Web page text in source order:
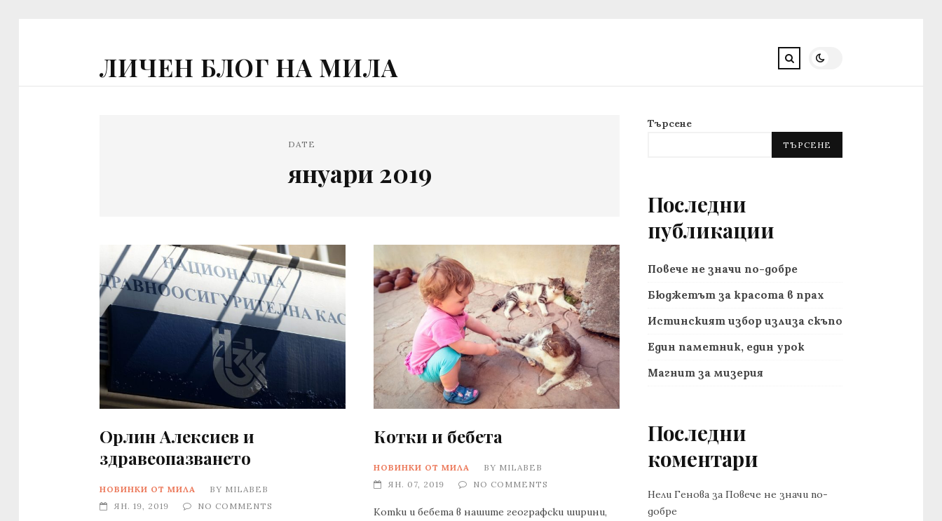
ЛИЧЕН БЛОГ НА МИЛА
DATE
януари 2019
Орлин Алексиев и
здравеопазването
НОВИНКИ ОТ МИЛА BY MILABEB
ЯН. 19, 2019
NO COMMENTS
Котки и бебета
НОВИНКИ ОТ МИЛА BY MILABEB
ЯН. 07, 2019
NO COMMENTS
Котки и бебета в нашите географски ширини,
Търсене
ТЪРСЕНЕ
Последни
публикации
Повече не значи по-добре
Бюджетът за красота в прах
Истинският избор излиза скъпо
Един паметник, един урок
Магнит за мизерия
Последни
коментари
Нели Генова за Повече не значи по-
добре